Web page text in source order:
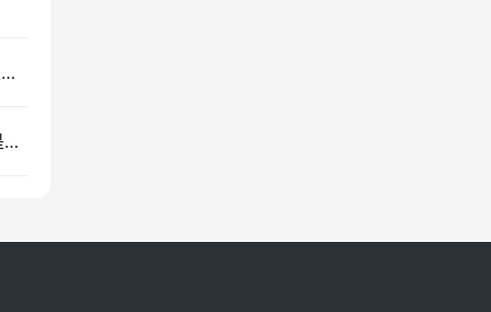
Meta 和 Alphabet 失去了对美国数字广告市场的主导地位
家装进入“三翼鸟”时代，服务一体化的场景解决才是主流